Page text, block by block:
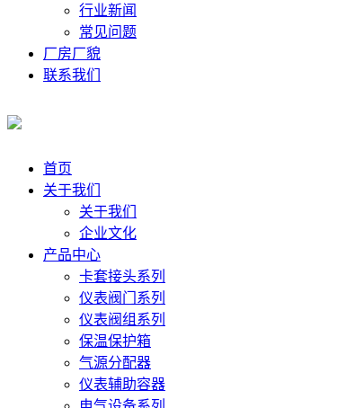
行业新闻
常见问题
厂房厂貌
联系我们
首页
关于我们
关于我们
企业文化
产品中心
卡套接头系列
仪表阀门系列
仪表阀组系列
保温保护箱
气源分配器
仪表辅助容器